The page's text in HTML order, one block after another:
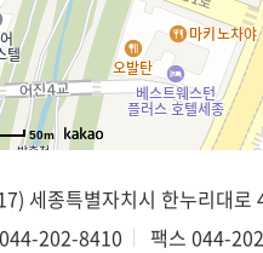
50m
세종특별자치시 한누리대
044-202-8410 팩스 044-